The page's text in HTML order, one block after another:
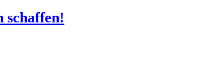
schaffen!